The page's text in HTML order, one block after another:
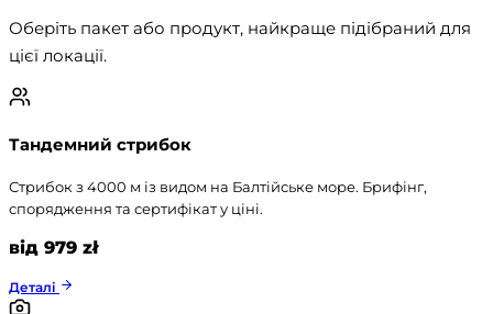
Оберіть пакет або продукт, найкраще підібраний для
цієї локації.
Тандемний стрибок
Стрибок з 4000 м із видом на Балтійське море. Брифінг,
спорядження та сертифікат у ціні.
від 979 zł
Деталі